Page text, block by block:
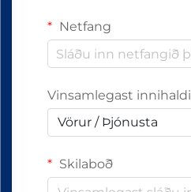
Netfang
Vinsamlegast innihaldi
Vörur / Þjónusta
Skilaboð